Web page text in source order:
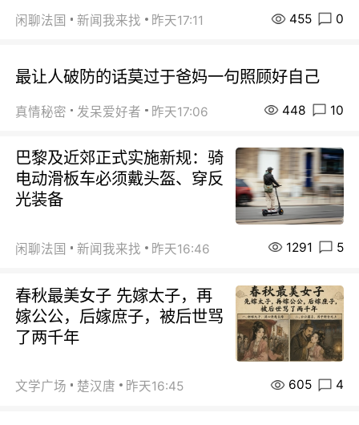
闲聊法国 新闻我来找 昨天17:11 455 0
最让人破防的话莫过于爸妈一句照顾好自己
真情秘密 发呆爱好者 昨天17:06 448 10
巴黎及近郊正式实施新规：骑
电动滑板车必须戴头盔、穿反
光装备
闲聊法国 新闻我来找 昨天16:46 1291 5
春秋最美女子 先嫁太子，再
嫁公公，后嫁庶子，被后世骂
了两千年
文学广场 楚汉唐 昨天16:45 605 4